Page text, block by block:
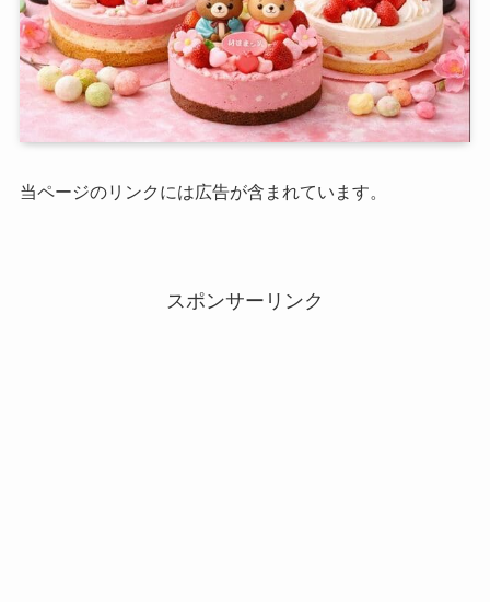
当ページのリンクには広告が含まれています。
スポンサーリンク